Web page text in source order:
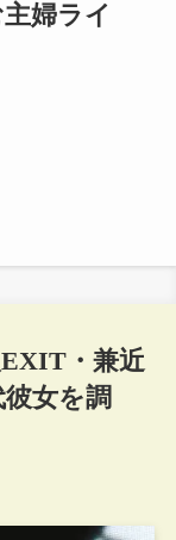
婦ライ
・兼近
女を調